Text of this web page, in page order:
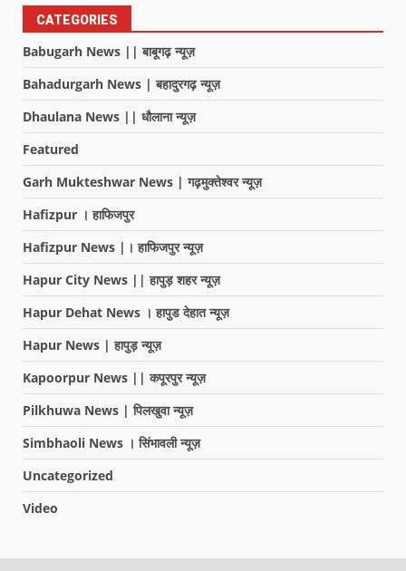
CATEGORIES
Babugarh News || बाबूगढ़ न्यूज़
Bahadurgarh News | बहादुरगढ़ न्यूज़
Dhaulana News || धौलाना न्यूज़
Featured
Garh Mukteshwar News | गढ़मुक्तेश्वर न्यूज़
Hafizpur । हाफिजपुर
Hafizpur News |। हाफिजपुर न्यूज़
Hapur City News || हापुड़ शहर न्यूज़
Hapur Dehat News । हापुड देहात न्यूज़
Hapur News | हापुड़ न्यूज़
Kapoorpur News || कपूरपुर न्यूज़
Pilkhuwa News | पिलखुवा न्यूज़
Simbhaoli News । सिंभावली न्यूज़
Uncategorized
Video